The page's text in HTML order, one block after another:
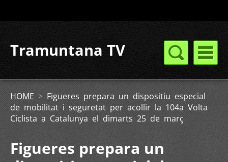
Tramuntana TV
HOME > Figueres prepara un dispositiu especial
de mobilitat i seguretat per acollir la 104a Volta
Ciclista a Catalunya el dimarts 25 de març
Figueres prepara un